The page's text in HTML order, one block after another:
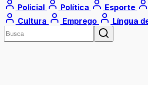
Policial
Política Esporte
Cultura
Emprego Língua